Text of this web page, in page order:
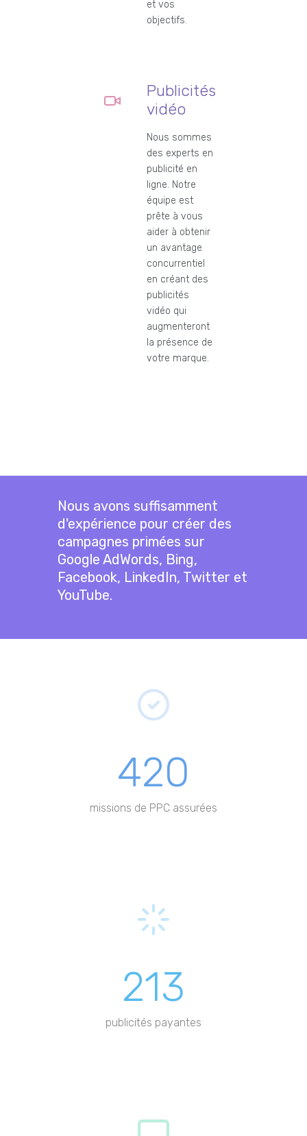
et vos
objectifs.
Publicités
vidéo
Nous sommes
des experts en
publicité en
ligne. Notre
équipe est
prête à vous
aider à obtenir
un avantage
concurrentiel
en créant des
publicités
vidéo qui
augmenteront
la présence de
votre marque.
Nous avons suffisamment
d'expérience pour créer des
campagnes primées sur
Google AdWords, Bing,
Facebook, LinkedIn, Twitter et
YouTube.
420
missions de PPC assurées
213
publicités payantes